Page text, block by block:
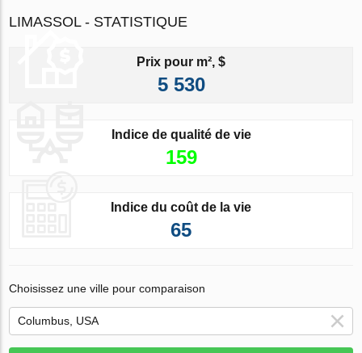
LIMASSOL - STATISTIQUE
Prix pour m², $
5 530
Indice de qualité de vie
159
Indice du coût de la vie
65
Choisissez une ville pour comparaison